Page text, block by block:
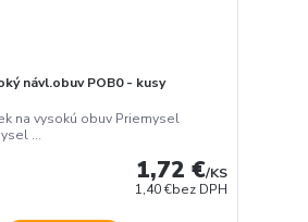
návl.obuv POB0 - kusy
na vysokú obuv Priemysel
...
1,72 €/KS
1,40 €bez DPH